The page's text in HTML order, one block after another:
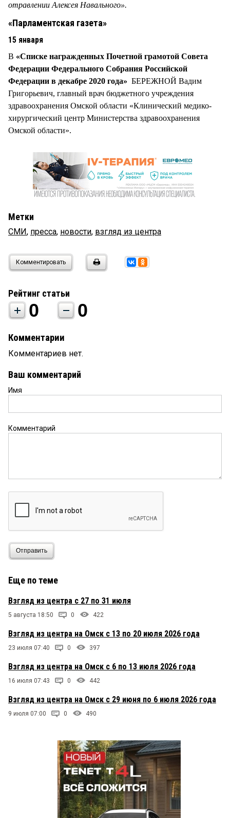
отравлении Алексея Навального».
«Парламентская газета»
15 января
В «Списке награжденных Почетной грамотой Совета
Федерации Федерального Собрания Российской
Федерации в декабре 2020 года» ­ БЕРЕЖНОЙ Вадим
Григорьевич, главный врач бюджетного учреждения
здравоохранения Омской области «Клинический медико-
хирургический центр Министерства здравоохранения
Омской области».
Метки
СМИ, пресса, новости, взгляд из центра
Комментировать
Рейтинг статьи
0 0
Комментарии
Комментариев нет.
Ваш комментарий
Имя
Комментарий
Отправить
Еще по теме
Взгляд из центра с 27 по 31 июля
5 августа 18:50 0 422
Взгляд из центра на Омск с 13 по 20 июля 2026 года
23 июля 07:40 0 397
Взгляд из центра на Омск с 6 по 13 июля 2026 года
16 июля 07:43 0 442
Взгляд из центра на Омск с 29 июня по 6 июля 2026 года
9 июля 07:00 0 490